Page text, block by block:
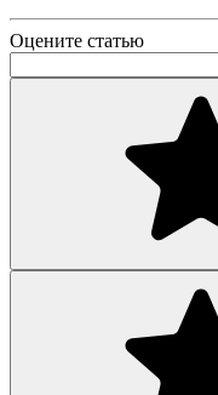
Оцените статью